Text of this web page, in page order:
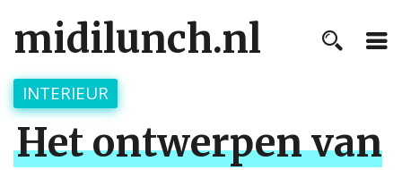
midilunch.nl
INTERIEUR
Het ontwerpen van